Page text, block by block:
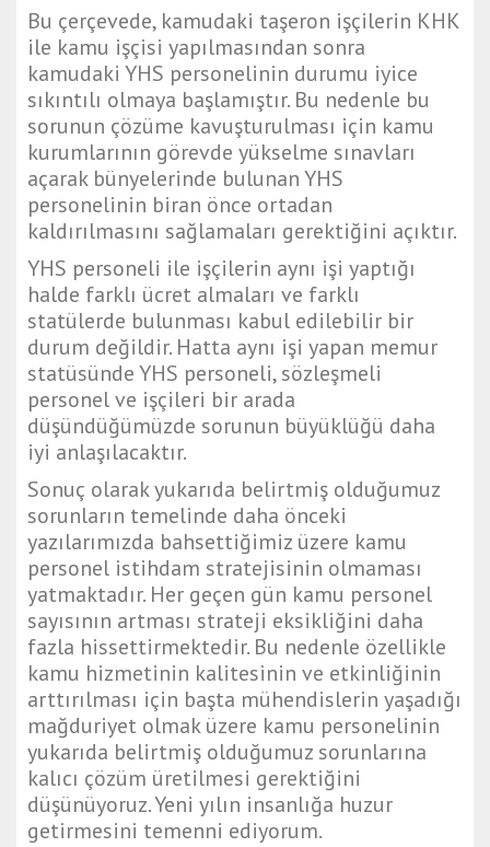
Bu çerçevede, kamudaki taşeron işçilerin KHK
ile kamu işçisi yapılmasından sonra
kamudaki YHS personelinin durumu iyice
sıkıntılı olmaya başlamıştır. Bu nedenle bu
sorunun çözüme kavuşturulması için kamu
kurumlarının görevde yükselme sınavları
açarak bünyelerinde bulunan YHS
personelinin biran önce ortadan
kaldırılmasını sağlamaları gerektiğini açıktır.
YHS personeli ile işçilerin aynı işi yaptığı
halde farklı ücret almaları ve farklı
statülerde bulunması kabul edilebilir bir
durum değildir. Hatta aynı işi yapan memur
statüsünde YHS personeli, sözleşmeli
personel ve işçileri bir arada
düşündüğümüzde sorunun büyüklüğü daha
iyi anlaşılacaktır.
Sonuç olarak yukarıda belirtmiş olduğumuz
sorunların temelinde daha önceki
yazılarımızda bahsettiğimiz üzere kamu
personel istihdam stratejisinin olmaması
yatmaktadır. Her geçen gün kamu personel
sayısının artması strateji eksikliğini daha
fazla hissettirmektedir. Bu nedenle özellikle
kamu hizmetinin kalitesinin ve etkinliğinin
arttırılması için başta mühendislerin yaşadığı
mağduriyet olmak üzere kamu personelinin
yukarıda belirtmiş olduğumuz sorunlarına
kalıcı çözüm üretilmesi gerektiğini
düşünüyoruz. Yeni yılın insanlığa huzur
getirmesini temenni ediyorum.